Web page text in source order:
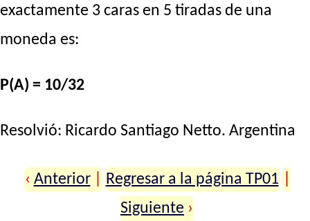
exactamente 3 caras en 5 tiradas de una
moneda es:
P(A) = 10/32
Resolvió: Ricardo Santiago Netto. Argentina
‹ Anterior Regresar a la página TP01
Siguiente ›